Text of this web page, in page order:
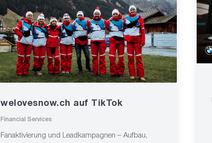
welovesnow.ch auf TikTok
Financial Services
Fanaktivierung und Leadkampagnen – Aufbau,